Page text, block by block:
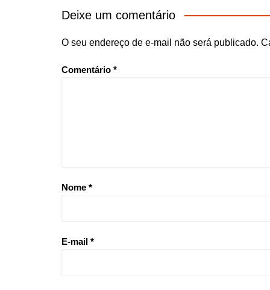
Deixe um comentário
O seu endereço de e-mail não será publicado.
Comentário *
Nome *
E-mail *